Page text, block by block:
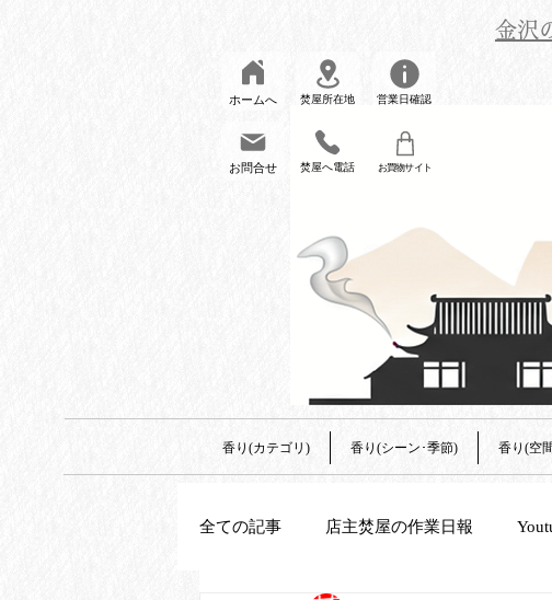
金沢
ホームへ 焚屋所在地 営業日確認
お問合せ 焚屋へ電話 お買物サイト
香り(カテゴリ) 香り(シーン･季節) 香り(空
全ての記事 店主焚屋の作業日報